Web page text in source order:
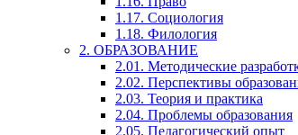
1.17. Социология
1.18. Филология
2. ОБРАЗОВАНИЕ
2.01. Методические
2.02. Перспективы
2.03. Теория и практика
2.04. Проблемы образования
2.05. Педагогический опыт